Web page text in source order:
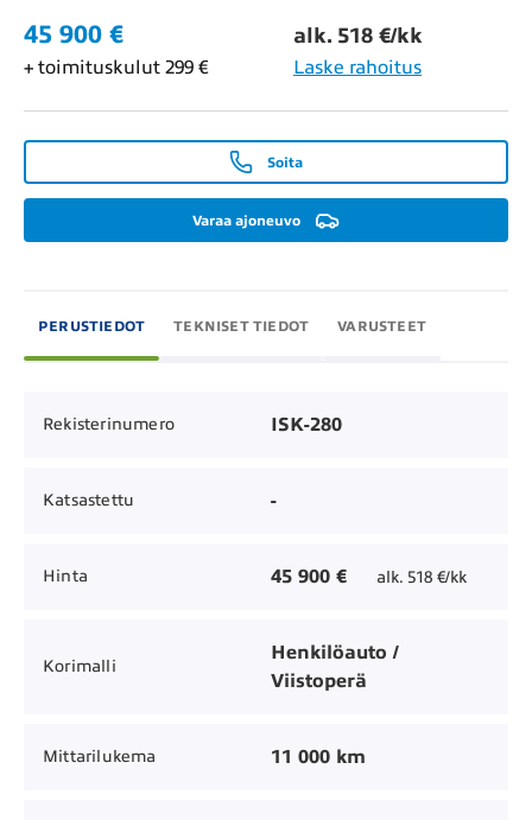
45 900 € alk. 518 €/kk
+ toimituskulut 299 € Laske rahoitus
Soita
Varaa ajoneuvo
PERUSTIEDOT TEKNISET TIEDOT VARUSTEET
Rekisterinumero ISK-280
Katsastettu -
Hinta 45 900 € alk. 518 €/kk
Korimalli
Henkilöauto /
Viistoperä
Mittarilukema 11 000 km